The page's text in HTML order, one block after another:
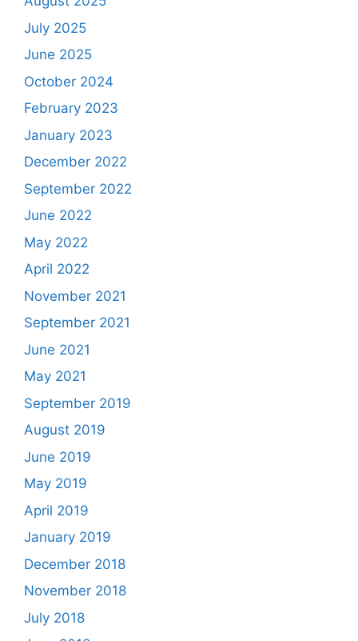
July 2025
June 2025
October 2024
February 2023
January 2023
December 2022
September 2022
June 2022
May 2022
April 2022
November 2021
September 2021
June 2021
May 2021
September 2019
August 2019
June 2019
May 2019
April 2019
January 2019
December 2018
November 2018
July 2018